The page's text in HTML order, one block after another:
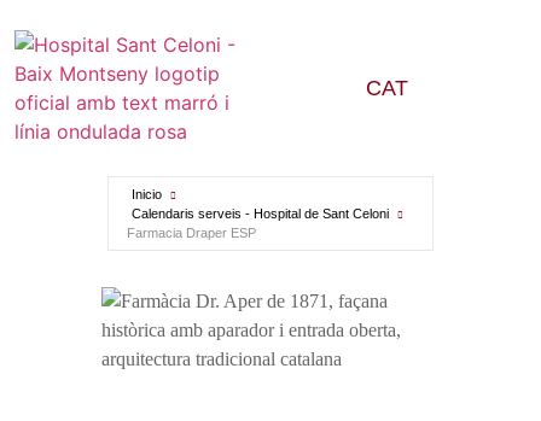
CAT
Inicio
Calendaris serveis - Hospital de Sant Celoni
Farmacia Draper ESP